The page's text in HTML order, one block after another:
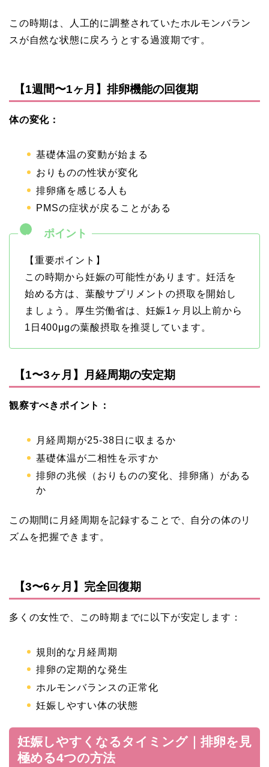
この時期は、人工的に調整されていたホルモンバラン
スが自然な状態に戻ろうとする過渡期です。
【1週間〜1ヶ月】排卵機能の回復期
体の変化：
基礎体温の変動が始まる
おりものの性状が変化
排卵痛を感じる人も
PMSの症状が戻ることがある
【重要ポイント】
この時期から妊娠の可能性があります。妊活を
始める方は、葉酸サプリメントの摂取を開始し
ましょう。厚生労働省は、妊娠1ヶ月以上前から
1日400μgの葉酸摂取を推奨しています。
【1〜3ヶ月】月経周期の安定期
観察すべきポイント：
月経周期が25-38日に収まるか
基礎体温が二相性を示すか
排卵の兆候（おりものの変化、排卵痛）がある
か
この期間に月経周期を記録することで、自分の体のリ
ズムを把握できます。
【3〜6ヶ月】完全回復期
多くの女性で、この時期までに以下が安定します：
規則的な月経周期
排卵の定期的な発生
ホルモンバランスの正常化
妊娠しやすい体の状態
妊娠しやすくなるタイミング｜排卵を見
極める4つの方法